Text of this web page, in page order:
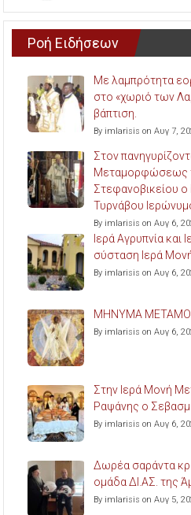
Ροή Ειδήσεων
Με λαμπρότητα
στο «χωριό των
βάπτιση.
By imlarisis on Αυγ 7,
Στον
Μεταμορφώσεως
Στεφανοβικείου ο
Τυρνάβου
By imlarisis on Αυγ 6,
Ιερά Αγρυπνία
σύσταση Ιερά
By imlarisis on Αυγ 6,
ΜΗΝΥΜΑ
By imlarisis on Αυγ 6,
Στην Ιερά Μονή
Ραψάνης ο
By imlarisis on Αυγ 6,
Δωρέα σαράντα
ομάδα ΔΙ.ΑΣ. της
By imlarisis on Αυγ 5,